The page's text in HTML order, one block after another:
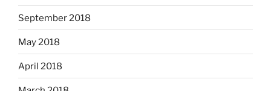
September 2018
May 2018
April 2018